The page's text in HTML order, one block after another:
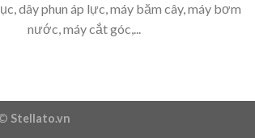
dây phun áp lực, máy băm cây, máy bơm
nước, máy cắt góc,...
Stellato.vn